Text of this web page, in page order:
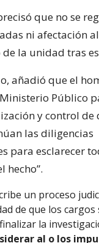
que no se
ni afectación al
la unidad tras
añadió que el
Público
y control de
las diligencias
para esclarecer
hecho”.
un proceso
de que los cargos
la
al o los